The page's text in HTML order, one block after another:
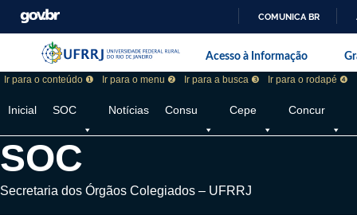
COMUNICA BR
Pular barra institucional
Barra institucional da Universidade
Acesso à Informação
Ir para o conteúdo ❶ Ir para o menu ❷ Ir para a busca ❸ Ir para o rodapé ❹
Inicial SOC Notícias Consu Cepe Concur
SOC
Secretaria dos Órgãos Colegiados – UFRRJ